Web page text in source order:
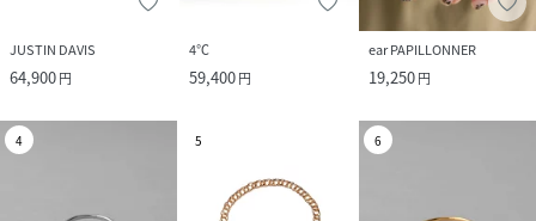
JUSTIN DAVIS
64,900円
4℃
59,400円
ear PAPILLONNER
19,250円
4 5 6